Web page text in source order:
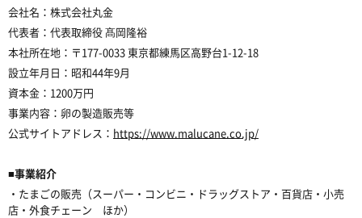
会社名：株式会社丸金
代表者：代表取締役 髙岡隆裕
本社所在地：〒177-0033 東京都練馬区高野台1-12-18
設立年月日：昭和44年9月
資本金： 1200万円
事業内容：卵の製造販売等
公式サイトアドレス： https://www.malucane.co.jp/
■事業紹介
・たまごの販売（スーパー・コンビニ・ドラッグストア・百貨店・小売
店・外食チェーン ほか）